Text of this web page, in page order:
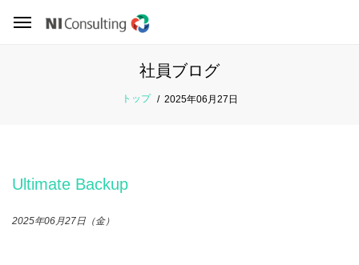
社員ブログ
トップ 2025年06月27日
Ultimate Backup
2025年06月27日（金）